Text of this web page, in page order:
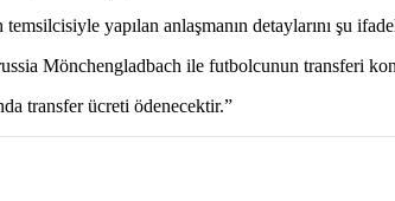
yapılan anlaşmanın detaylarını şu
Mönchengladbach ile futbolcunun transferi
transfer ücreti ödenecektir.”